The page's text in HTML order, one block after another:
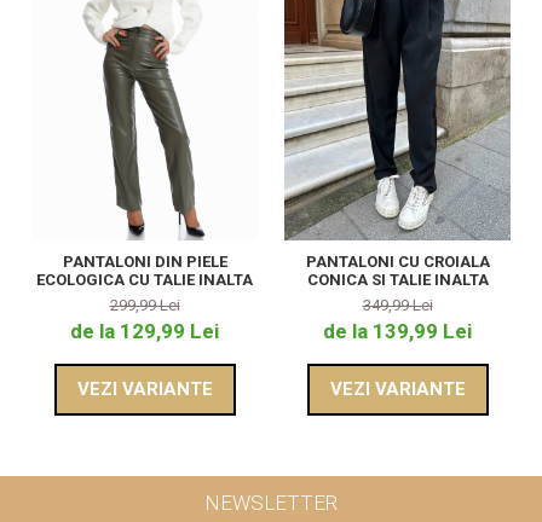
PANTALONI DIN PIELE
ECOLOGICA CU TALIE INALTA
299,99 Lei
de la 129,99 Lei
VEZI VARIANTE
PANTALONI CU CROIALA
CONICA SI TALIE INALTA
349,99 Lei
de la 139,99 Lei
VEZI VARIANTE
NEWSLETTER